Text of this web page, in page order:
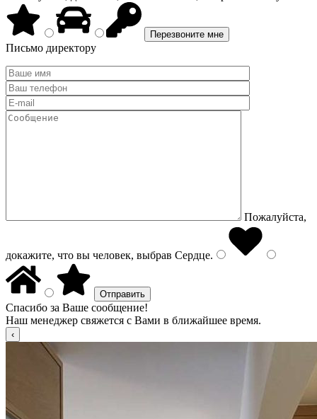
Письмо директору
Пожалуйста,
докажите, что вы человек, выбрав Сердце.
Спасибо за Ваше сообщение!
Наш менеджер свяжется с Вами в ближайшее время.